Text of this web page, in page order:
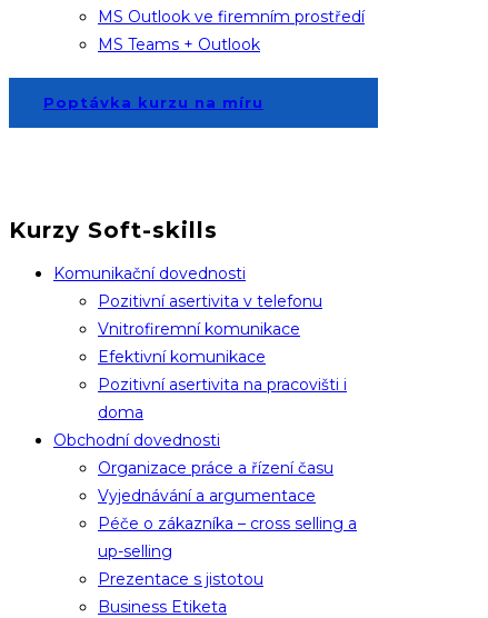
MS Outlook ve firemním prostředí
MS Teams + Outlook
Poptávka kurzu na míru
Kurzy Soft-skills
Komunikační dovednosti
Pozitivní asertivita v telefonu
Vnitrofiremní komunikace
Efektivní komunikace
Pozitivní asertivita na pracovišti i
doma
Obchodní dovednosti
Organizace práce a řízení času
Vyjednávání a argumentace
Péče o zákazníka – cross selling a
up-selling
Prezentace s jistotou
Business Etiketa